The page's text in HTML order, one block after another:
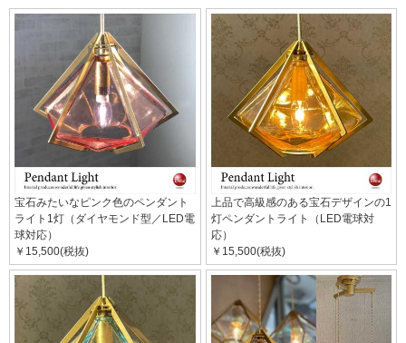
宝石みたいなピンク色のペンダント
ライト1灯（ダイヤモンド型／LED電
球対応）
￥15,500(税抜)
上品で高級感のある宝石デザインの1
灯ペンダントライト（LED電球対
応）
￥15,500(税抜)